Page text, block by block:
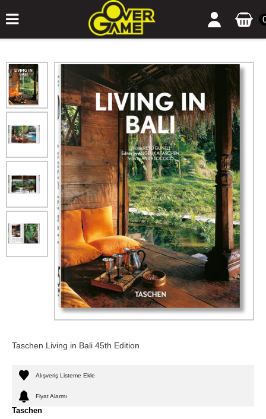
Taschen Living in Bali 45th Edition
Alışveriş Listeme Ekle
Fiyat Alarmı
Taschen